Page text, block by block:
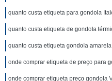
quanto custa etiqueta para gondola
quanto custa etiqueta de gondola
quanto custa etiqueta gondola
onde comprar etiqueta de preço para
onde comprar etiqueta preço gondola